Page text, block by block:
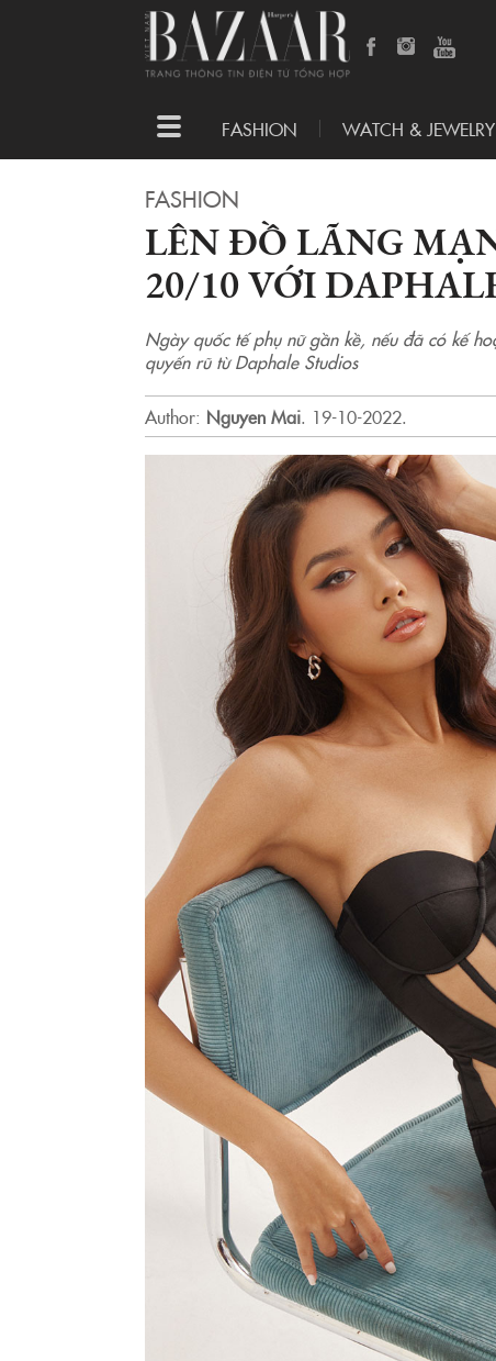
Toggle
navigation
FASHION WATCH & JEWELRY
FASHION
LÊN ĐỒ LÃNG
20/10 VỚI
Ngày quốc tế phụ nữ gần kề, nếu đã có kế
quyến rũ từ Daphale Studios
Author: Nguyen Mai. 19-10-2022.